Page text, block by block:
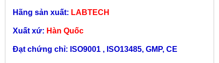
Hãng sản xuất: LABTECH
Xuất xứ: Hàn Quốc
Đạt chứng chỉ: ISO9001 , ISO13485, GMP, CE